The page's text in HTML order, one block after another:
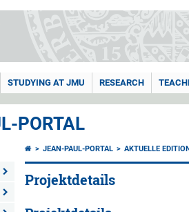
STUDYING AT JMU RESEARCH
PORTAL
JEAN-PAUL-PORTAL AKTUELLE
Projektdetails